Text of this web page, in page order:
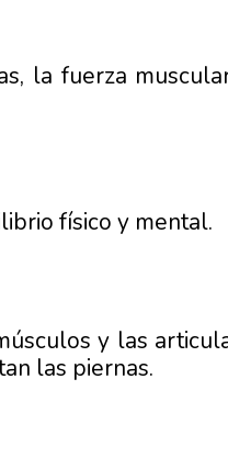
la fuerza
físico y mental.
y las
las piernas.